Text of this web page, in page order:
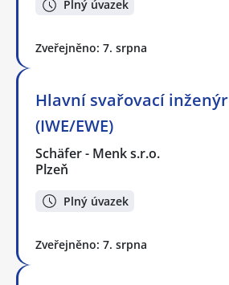
Plný úvazek
Zveřejněno: 7. srpna
Hlavní svařovací inženýr
(IWE/EWE)
Schäfer - Menk s.r.o.
Plzeň
Plný úvazek
Zveřejněno: 7. srpna